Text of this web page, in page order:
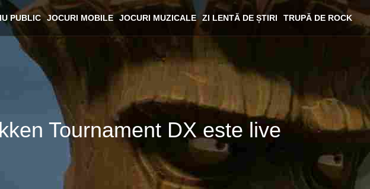
PUBLIC JOCURI MOBILE JOCURI MUZICALE ZI LENTĂ DE ȘTIRI TRUPĂ DE ROCK
Tournament DX este live